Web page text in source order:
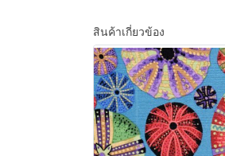
สินค้าเกี่ยวข้อง